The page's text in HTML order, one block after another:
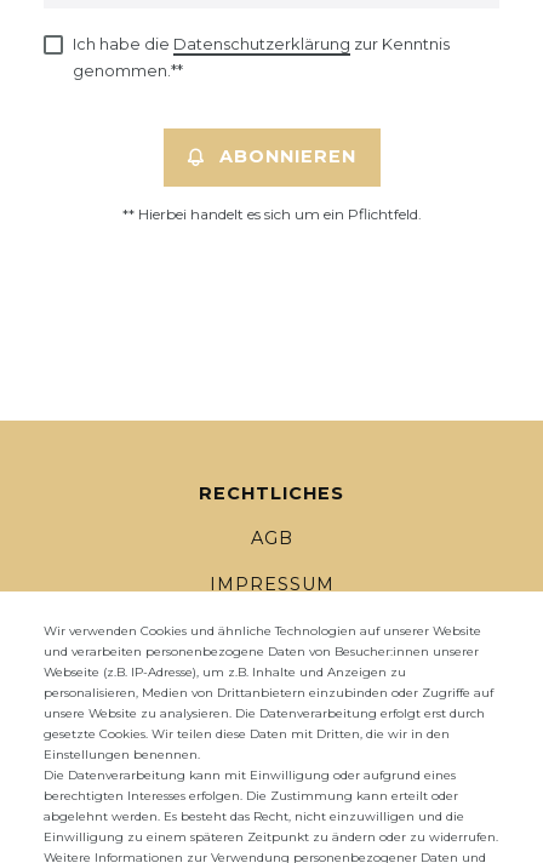
Ich habe die Daten­schutz­erklärung zur Kenntnis
genommen.**
ABONNIEREN
** Hierbei handelt es sich um ein Pflichtfeld.
RECHTLICHES
AGB
IMPRESSUM
DATENSCHUTZ
WIDERRUFSRECHT
WIDERRUFS­FORMULAR
ZAHLUNG UND VERSAND
UNTERNEHMEN
Wir verwenden Cookies und ähnliche Technologien auf unserer Website
und verarbeiten personenbezogene Daten von Besucher:innen unserer
Webseite (z.B. IP-Adresse), um z.B. Inhalte und Anzeigen zu
personalisieren, Medien von Drittanbietern einzubinden oder Zugriffe auf
unsere Website zu analysieren. Die Datenverarbeitung erfolgt erst durch
gesetzte Cookies. Wir teilen diese Daten mit Dritten, die wir in den
Einstellungen benennen.
Die Datenverarbeitung kann mit Einwilligung oder aufgrund eines
berechtigten Interesses erfolgen. Die Zustimmung kann erteilt oder
abgelehnt werden. Es besteht das Recht, nicht einzuwilligen und die
Einwilligung zu einem späteren Zeitpunkt zu ändern oder zu widerrufen.
Weitere Informationen zur Verwendung personenbezogener Daten und